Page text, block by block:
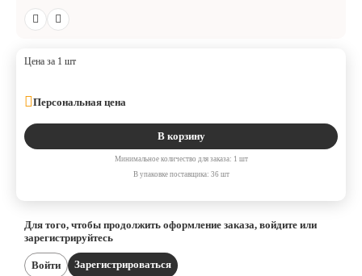
Цена за 1 шт
Персональная цена
В корзину
Минимальное количество для заказа: 1 шт
В упаковке поставщика: 36 шт
Для того, чтобы продолжить оформление заказа, войдите или
зарегистрируйтесь
Войти Зарегистрироваться